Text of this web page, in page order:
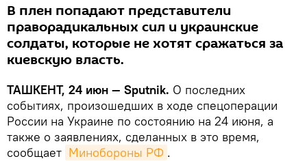
В плен попадают представители
праворадикальных сил и украинские
солдаты, которые не хотят сражаться за
киевскую власть.
ТАШКЕНТ, 24 июн — Sputnik. О последних
событиях, произошедших в ходе спецоперации
России на Украине по состоянию на 24 июня, а
также о заявлениях, сделанных в это время,
сообщает Минобороны РФ .